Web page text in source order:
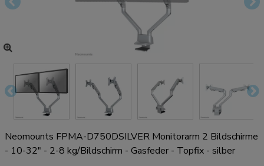
Neomounts FPMA-D750DSILVER Monitorarm 2 Bildschirme
- 10-32" - 2-8 kg/Bildschirm - Gasfeder - Topfix - silber